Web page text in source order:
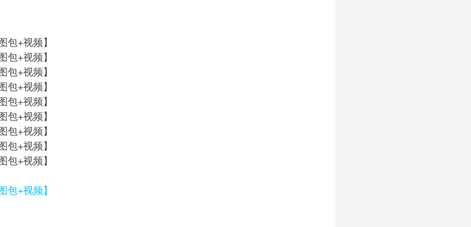
+视频】
+视频】
+视频】
+视频】
+视频】
+视频】
+视频】
+视频】
+视频】
+视频】